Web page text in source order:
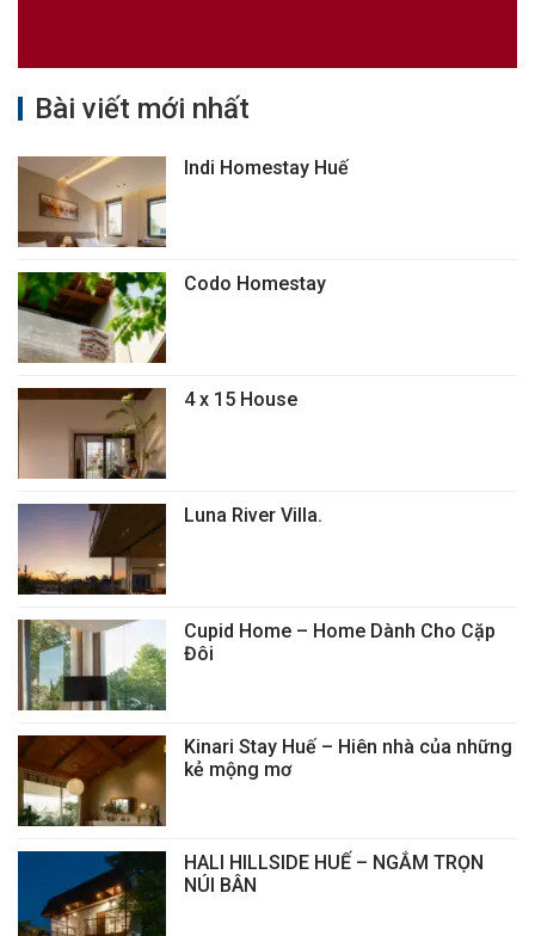
Bài viết mới nhất
Indi Homestay Huế
Codo Homestay
4 x 15 House
Luna River Villa.
Cupid Home – Home Dành Cho Cặp
Đôi
Kinari Stay Huế – Hiên nhà của những
kẻ mộng mơ
HALI HILLSIDE HUẾ – NGẮM TRỌN
NÚI BÂN